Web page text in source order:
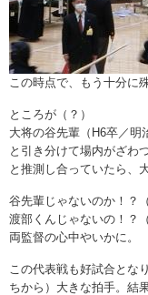
この時点で、もう十分に
ところが（？）
大将の谷先輩（H6卒／明
と引き分けて場内がざわ
と推測し合っていたら、
谷先輩じゃないのか！？
渡部くんじゃないの！？
両監督の心中やいかに。
この代表戦も好試合とな
ちから）大きな拍手。結